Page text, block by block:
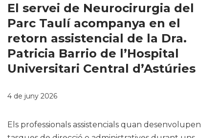
El servei de Neurocirurgia del
Parc Taulí acompanya en el
retorn assistencial de la Dra.
Patricia Barrio de l’Hospital
Universitari Central d’Astúries
4 de juny 2026
Els professionals assistencials quan desenvolupen